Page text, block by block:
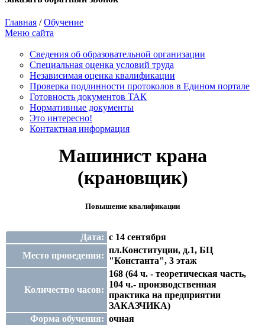
Главная /Обучение
Меню сайта
Сведения об образовательной организации
Cпециальная оценка условий труда
Независимая оценка квалификации
Проверка подлинности протоколов в Едином портале
Готовность документов ТАК
Нормативные документы
Это интересно!
Контактная информация
Машинист крана
(крановщик)
Повышение квалификации
Дата: с 14 сентября
Место проведения:
пл.Конституции, д.1, БЦ
"Константа", 3 этаж
Количество часов:
168 (64 ч. - теоретическая часть,
104 ч.- производственная
практика на предприятии
ЗАКАЗЧИКА)
Форма обучения: очная